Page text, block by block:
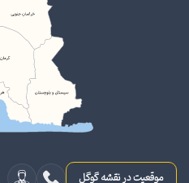
موقعیت در نقشه گوگل